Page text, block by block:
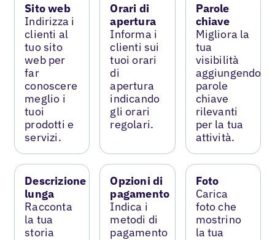
Sito web
Indirizza i
clienti al
tuo sito
web per
far
conoscere
meglio i
tuoi
prodotti e
servizi.
Orari di
apertura
Informa i
clienti sui
tuoi orari
di
apertura
indicando
gli orari
regolari.
Parole
chiave
Migliora la
tua
visibilità
aggiungendo
parole
chiave
rilevanti
per la tua
attività.
Descrizione
lunga
Racconta
la tua
storia
Opzioni di
pagamento
Indica i
metodi di
pagamento
Foto
Carica
foto che
mostrino
la tua